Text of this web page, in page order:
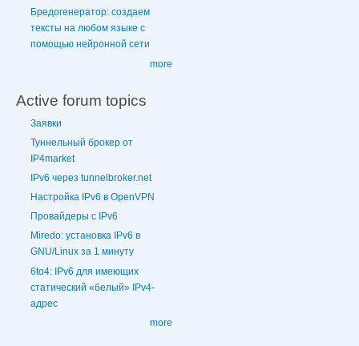
Бредогенератор: создаем
тексты на любом языке с
помощью нейронной сети
more
Active forum topics
Заявки
Туннельный брокер от
IP4market
IPv6 через tunnelbroker.net
Настройка IPv6 в OpenVPN
Провайдеры с IPv6
Miredo: установка IPv6 в
GNU/Linux за 1 минуту
6to4: IPv6 для имеющих
статический «белый» IPv4-
адрес
more